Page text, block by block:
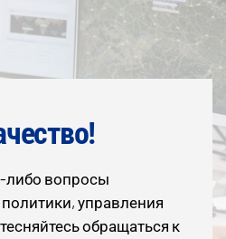
либо вопросы
управления
обращаться к